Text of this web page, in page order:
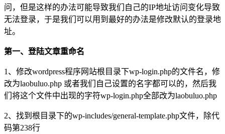
问，但是这样的办法可能导致我们自己的IP地址访问变化导致
无法登录，于是我们可以用到最好的办法是修改默认的登录地
址。
第一、登陆文章重命名
1、修改wordpress程序网站根目录下wp-login.php的文件名，修
改为laobuluo.php 或者我们自己设置的名字都可以的，然后我
们将这个文件中出现的字符wp-login.php全部改为laobuluo.php
2、找到根目录下的wp-includes/general-template.php文件，除代
码第238行